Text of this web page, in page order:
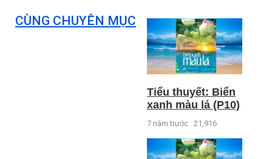
CÙNG CHUYÊN MỤC
Tiểu thuyết: Biển
xanh màu lá (P10)
7 năm trước 21,916